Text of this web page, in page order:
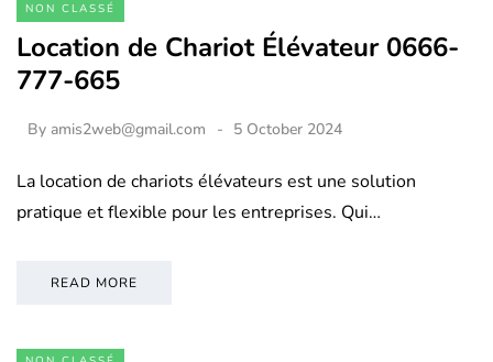
NON CLASSÉ
Location de Chariot Élévateur 0666-
777-665
By amis2web@gmail.com 5 October 2024
La location de chariots élévateurs est une solution
pratique et flexible pour les entreprises. Qui…
READ MORE